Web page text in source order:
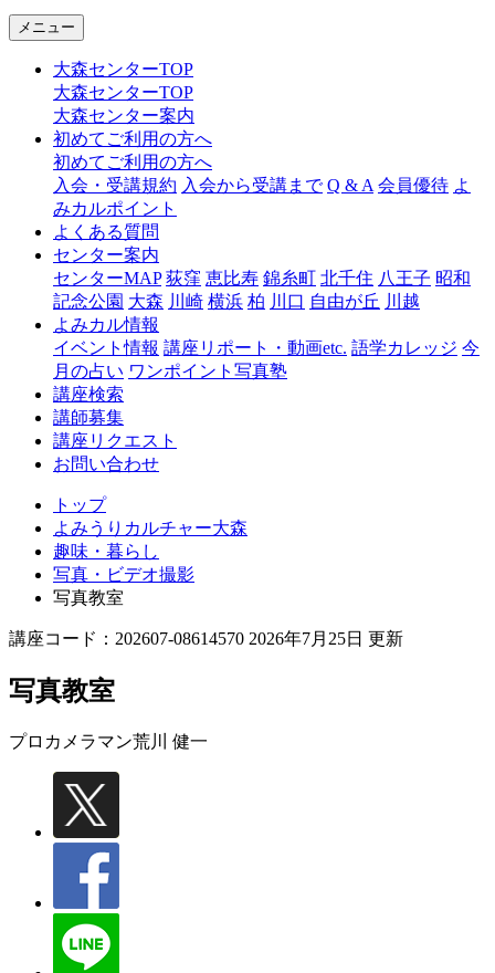
ャ
森
メニュー
大森センターTOP
大森センターTOP
大森センター案内
初めてご利用の方へ
初めてご利用の方へ
入会・受講規約 入会から受講まで Q & A 会員優待 よ
みカルポイント
よくある質問
センター案内
センターMAP 荻窪 恵比寿 錦糸町 北千住 八王子 昭和
記念公園 大森 川崎 横浜 柏 川口 自由が丘 川越
よみカル情報
イベント情報 講座リポート・動画etc. 語学カレッジ 今
月の占い ワンポイント写真塾
講座検索
講師募集
講座リクエスト
お問い合わせ
トップ
よみうりカルチャー大森
趣味・暮らし
写真・ビデオ撮影
写真教室
講座コード：202607-08614570 2026年7月25日 更新
写真教室
プロカメラマン荒川 健一